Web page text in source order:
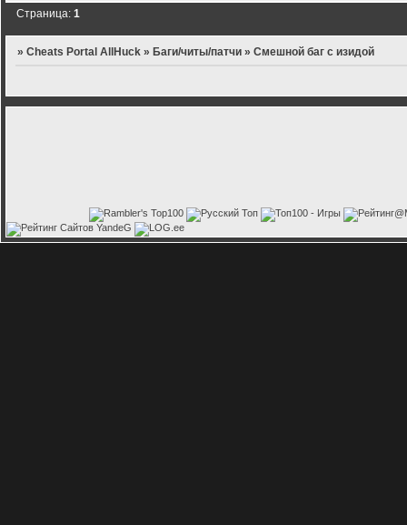
Страница:1
»Cheats Portal AllHuck »Баги/читы/патчи »Смешной баг с изидой